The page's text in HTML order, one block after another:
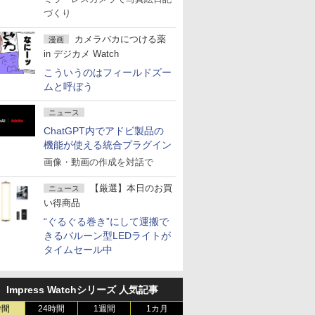
づくり
漫画
カメラバカにつける薬
in デジカメ Watch
こういうのはフィールドズー
ムと呼ぼう
ニュース
ChatGPT内でアドビ製品の
機能が使える統合プラグイン
画像・動画の作成を対話で
ニュース
【厳選】本日のお買
い得商品
“ぐるぐる巻き”にして運搬で
きるバルーン型LEDライトが
タイムセール中
Impress Watchシリーズ 人気記事
24時間 1週間 1カ月